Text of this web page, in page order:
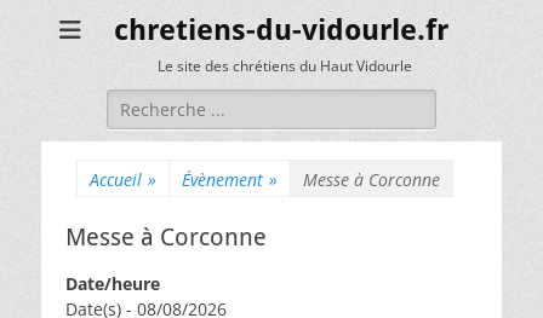
chretiens-du-vidourle.fr
Le site des chrétiens du Haut Vidourle
Rechercher :
Accueil » Évènement » Messe à Corconne
Messe à Corconne
Date/heure
Date(s) - 08/08/2026